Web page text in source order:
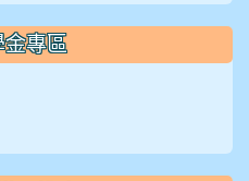
金專區